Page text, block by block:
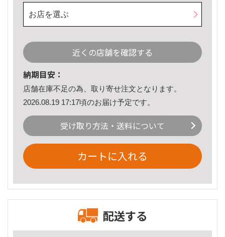
お店を選ぶ
近くの店舗を確認する
納期目安：
店舗在庫不足の為、取り寄せ注文となります。
2026.08.19 17:17頃のお届け予定です。
受け取り方法・送料について
カートに入れる
配送する